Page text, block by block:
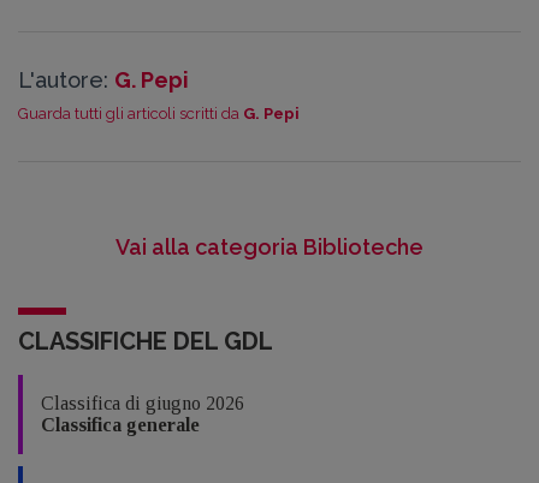
L'autore: G. Pepi
Guarda tutti gli articoli scritti da G. Pepi
Vai alla categoria Biblioteche
CLASSIFICHE DEL GDL
Classifica di giugno 2026
Classifica generale